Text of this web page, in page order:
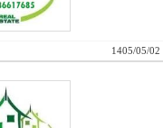
1405/05/02